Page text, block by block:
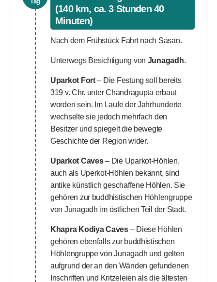
(140 km, ca. 3 Stunden 40
Minuten)
Nach dem Frühstück Fahrt nach Sasan.
Unterwegs Besichtigung von Junagadh.
Uparkot Fort– Die Festung soll bereits
319 v. Chr. unter Chandragupta erbaut
worden sein. Im Laufe der Jahrhunderte
wechselte sie jedoch mehrfach den
Besitzer und spiegelt die bewegte
Geschichte der Region wider.
Uparkot Caves– Die Uparkot-Höhlen,
auch als Uperkot-Höhlen bekannt, sind
antike künstlich geschaffene Höhlen. Sie
gehören zur buddhistischen Höhlengruppe
von Junagadh im östlichen Teil der Stadt.
Khapra Kodiya Caves– Diese Höhlen
gehören ebenfalls zur buddhistischen
Höhlengruppe von Junagadh und gelten
aufgrund der an den Wänden gefundenen
Inschriften und Kritzeleien als die ältesten